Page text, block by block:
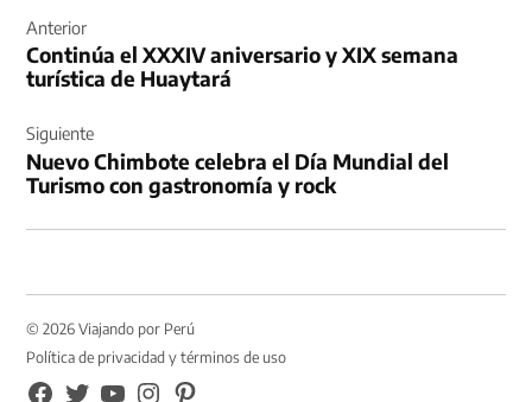
de
entradas
Anterior
Continúa el XXXIV aniversario y XIX semana
turística de Huaytará
Siguiente
Nuevo Chimbote celebra el Día Mundial del
Turismo con gastronomía y rock
© 2026 Viajando por Perú
Política de privacidad y términos de uso
FB
TW YouTubeInstagramPinterest